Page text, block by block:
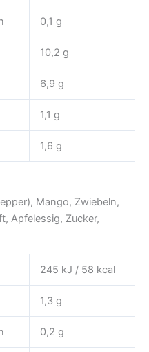
0,1 g
10,2 g
6,9 g
1,1 g
1,6 g
Mango, Zwiebeln,
Apfelessig, Zucker,
245 kJ / 58 kcal
1,3 g
0,2 g